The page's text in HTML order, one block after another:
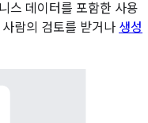
스 데이터를 포함한 사용
람의 검토를 받거나 생성